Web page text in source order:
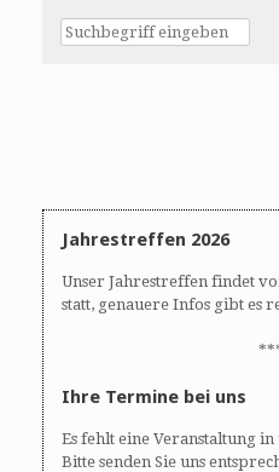
Jahrestreffen 2026
Unser Jahrestreffen findet
statt, genauere Infos gibt es
Ihre Termine bei uns
Es fehlt eine Veranstaltung
Bitte senden Sie uns